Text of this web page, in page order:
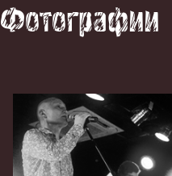
Фотографии